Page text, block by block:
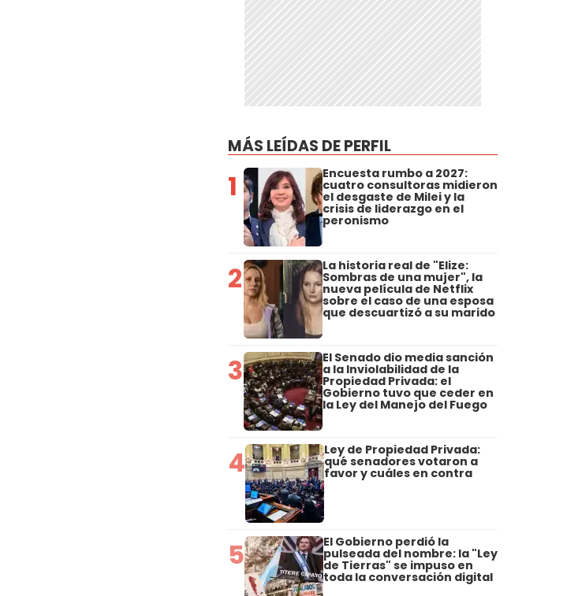
MÁS LEÍDAS DE PERFIL
1 Encuesta rumbo a 2027:
cuatro consultoras midieron
el desgaste de Milei y la
crisis de liderazgo en el
peronismo
2 La historia real de "Elize:
Sombras de una mujer", la
nueva película de Netflix
sobre el caso de una esposa
que descuartizó a su marido
3 El Senado dio media sanción
a la Inviolabilidad de la
Propiedad Privada: el
Gobierno tuvo que ceder en
la Ley del Manejo del Fuego
4 Ley de Propiedad Privada:
qué senadores votaron a
favor y cuáles en contra
5 El Gobierno perdió la
pulseada del nombre: la "Ley
de Tierras" se impuso en
toda la conversación digital